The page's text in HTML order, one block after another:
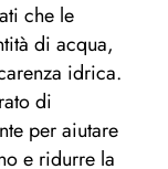
che le
di acqua,
idrica.
di
per aiutare
e ridurre la